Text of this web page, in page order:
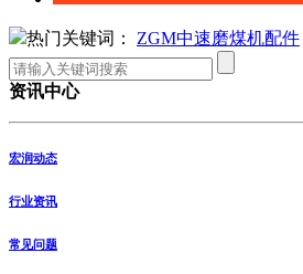
热门关键词： ZGM中速磨煤机配件
资讯中心
宏润动态
行业资讯
常见问题